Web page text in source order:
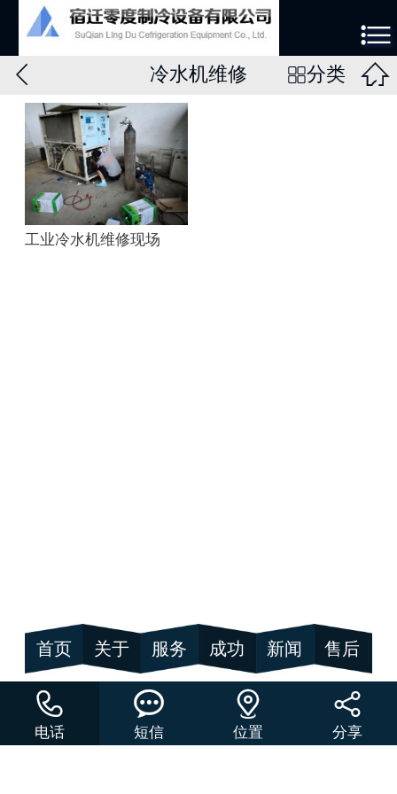

 冷水机维修 
分类
工业冷水机维修现场
首页 关于 服务 成功 新闻 售后

电话

短信

位置

分享